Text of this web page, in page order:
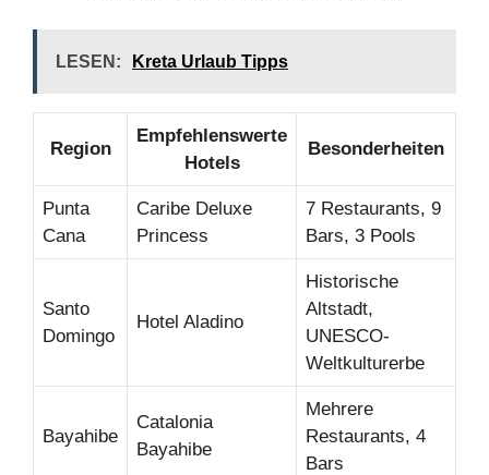
LESEN: Kreta Urlaub Tipps
Region
Empfehlenswerte
Hotels
Besonderheiten
Punta
Cana
Caribe Deluxe
Princess
7 Restaurants, 9
Bars, 3 Pools
Santo
Domingo
Hotel Aladino
Historische
Altstadt,
UNESCO-
Weltkulturerbe
Bayahibe
Catalonia
Bayahibe
Mehrere
Restaurants, 4
Bars